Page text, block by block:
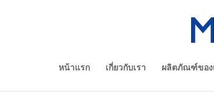
หน้าแรก เกี่ยวกับเรา ผลิตภัณฑ์ของ